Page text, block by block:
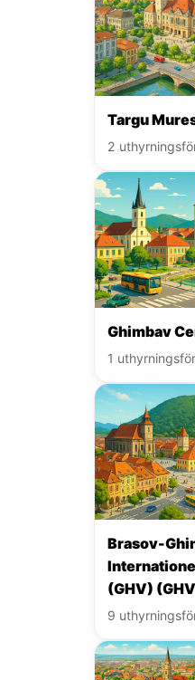
Targu
2
Ghimbav
1
Brasov-
(GHV)
9